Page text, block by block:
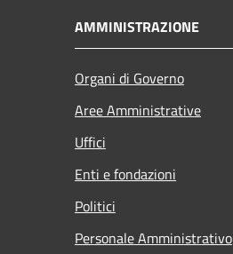
AMMINISTRAZIONE
Organi di Governo
Aree Amministrative
Uffici
Enti e fondazioni
Politici
Personale Amministrativo